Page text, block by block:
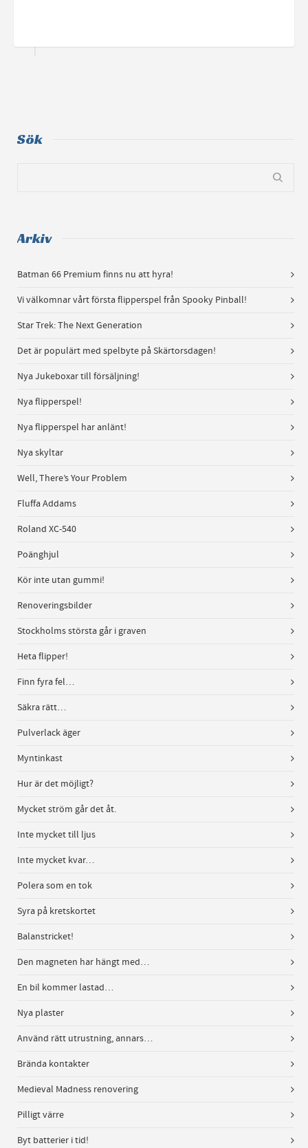
Sök
Arkiv
Batman 66 Premium finns nu att hyra!
Vi välkomnar vårt första flipperspel från Spooky Pinball!
Star Trek: The Next Generation
Det är populärt med spelbyte på Skärtorsdagen!
Nya Jukeboxar till försäljning!
Nya flipperspel!
Nya flipperspel har anlänt!
Nya skyltar
Well, There’s Your Problem
Fluffa Addams
Roland XC-540
Poänghjul
Kör inte utan gummi!
Renoveringsbilder
Stockholms största går i graven
Heta flipper!
Finn fyra fel…
Säkra rätt…
Pulverlack äger
Myntinkast
Hur är det möjligt?
Mycket ström går det åt.
Inte mycket till ljus
Inte mycket kvar…
Polera som en tok
Syra på kretskortet
Balanstricket!
Den magneten har hängt med…
En bil kommer lastad…
Nya plaster
Använd rätt utrustning, annars…
Brända kontakter
Medieval Madness renovering
Pilligt värre
Byt batterier i tid!